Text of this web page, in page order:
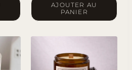
AJOUTER AU
PANIER